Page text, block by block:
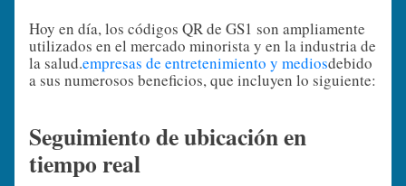
Hoy en día, los códigos QR de GS1 son ampliamente
utilizados en el mercado minorista y en la industria de
la salud.empresas de entretenimiento y mediosdebido
a sus numerosos beneficios, que incluyen lo siguiente:
Seguimiento de ubicación en
tiempo real